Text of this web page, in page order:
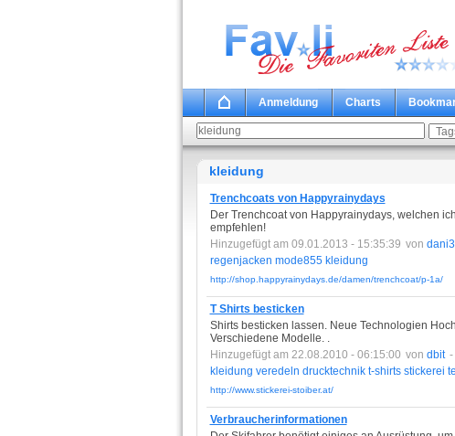
Anmeldung Charts
kleidung
Trenchcoats von Happyrainydays
Der Trenchcoat von Happyrainydays, welchen
empfehlen!
Hinzugefügt am 09.01.2013 - 15:35:39 von
regenjacken mode855 kleidung
http://shop.happyrainydays.de/damen/trenchcoat/p-1a/
T Shirts besticken
Shirts besticken lassen. Neue Technologien
Verschiedene Modelle. .
Hinzugefügt am 22.08.2010 - 06:15:00 von dbit -
kleidung veredeln drucktechnik t-shirts stickerei
http://www.stickerei-stoiber.at/
Verbraucherinformationen